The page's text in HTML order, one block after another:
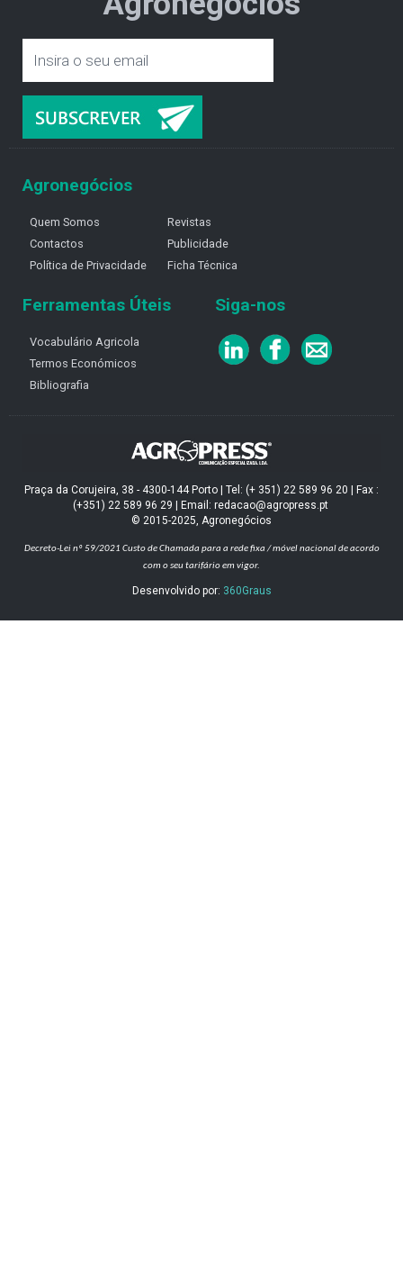
Agronegócios
Quem Somos
Contactos
Política de Privacidade
Revistas
Publicidade
Ficha Técnica
Ferramentas Úteis
Vocabulário Agricola
Termos Económicos
Bibliografia
Siga-nos
Praça da Corujeira, 38 - 4300-144 Porto | Tel: (+ 351) 22 589 96 20 | Fax :
(+351) 22 589 96 29 | Email: redacao@agropress.pt
© 2015-2025, Agronegócios
Decreto-Lei nº 59/2021 Custo de Chamada para a rede fixa / móvel nacional de acordo
com o seu tarifário em vigor.
Desenvolvido por: 360Graus